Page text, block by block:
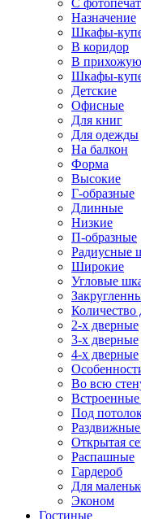
С
Назначение
Шкафы-
В коридор
В прихожую
Шкафы-
Детские
Офисные
Для книг
Для одежды
На балкон
Форма
Высокие
Г-образные
Длинные
Низкие
П-образные
Радиусные
Широкие
Угловые
Количество
2-х дверные
3-х дверные
4-х дверные
Во всю
Под
Открытая
Распашные
Гардероб
Для
Эконом
Гостиные